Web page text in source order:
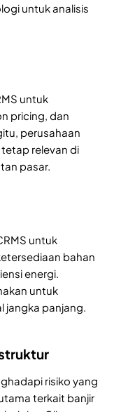
untuk analisis
untuk
pricing, dan
perusahaan
relevan di
pasar.
untuk
bahan
energi.
untuk
jangka panjang.
risiko yang
terkait banjir